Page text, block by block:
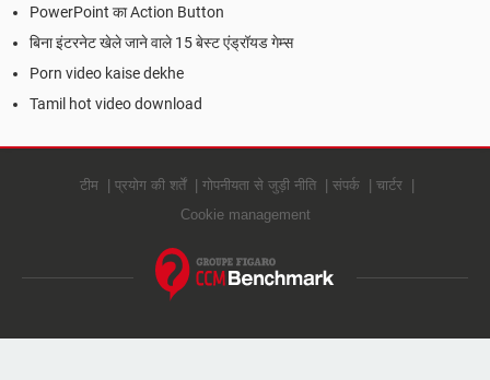
PowerPoint का Action Button
बिना इंटरनेट खेले जाने वाले 15 बेस्ट एंड्रॉयड गेम्स
Porn video kaise dekhe
Tamil hot video download
टीम प्रयोग की शर्तें गोपनीयता से जुड़ी नीति संपर्क
चार्टर
Cookie management